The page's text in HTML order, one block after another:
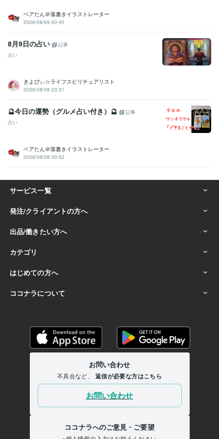
ベアたん＠落書きイラストレーター
2026/08/09 00:40
8月9日の占い
記事
占い
きよぴぃ☆ライフスピリチュアリスト
2026/08/08 23:31
🔮今日の運勢（グルメ占い付き）🔮
記事
占い
ベアたん＠落書きイラストレーター
2026/08/08 00:52